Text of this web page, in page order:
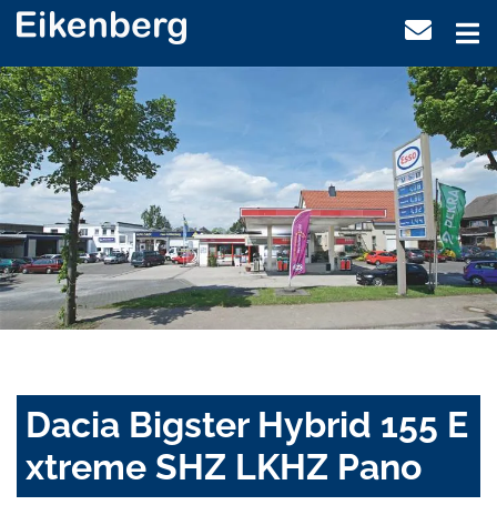
Dacia Bigster Hybrid 155 E
xtreme SHZ LKHZ Pano